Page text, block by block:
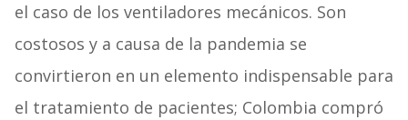
el caso de los ventiladores mecánicos. Son
costosos y a causa de la pandemia se
convirtieron en un elemento indispensable para
el tratamiento de pacientes; Colombia compró